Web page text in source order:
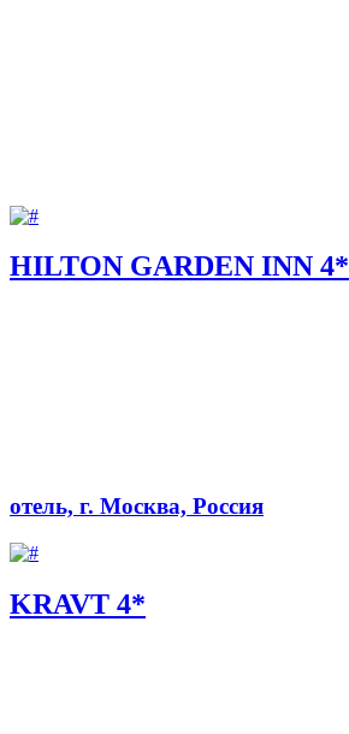
HILTON GARDEN INN 4*
отель, г. Москва, Россия
KRAVT 4*